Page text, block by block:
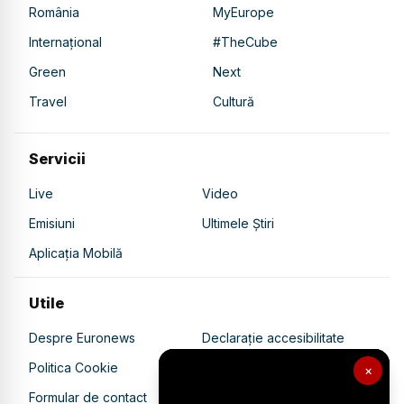
×
România
MyEurope
Internațional
#TheCube
Green
Next
Travel
Cultură
Servicii
Live
Video
Emisiuni
Ultimele Știri
Aplicația Mobilă
Utile
Despre Euronews
Declarație accesibilitate
Politica Cookie
Politica de confidențialitate
Formular de contact